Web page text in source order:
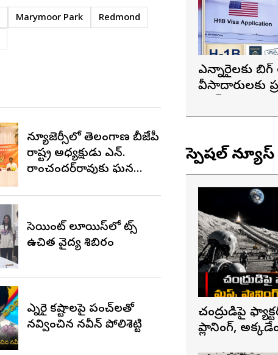
Marymoor Park
Redmond
న్యూజెర్సీలో తెలంగాణ బీజేపీ
రాష్ట్ర అధ్యక్షుడు ఎన్.
రాంచందర్‌రావుకు ఘన
సెయింట్ లూయిస్‌లో నాట్స్
ఉచిత వైద్య శిబిరం
ఎన్నారై కష్టాలపై పంచ్‌లతో
నవ్వించిన నవీన్ పోలిశెట్టి
ఎన్నారైలకు బిగ్
వీసాదారులకు
స్పెషల్ న్యూస్
చంద్రుడిపై
ప్లానింగ్,